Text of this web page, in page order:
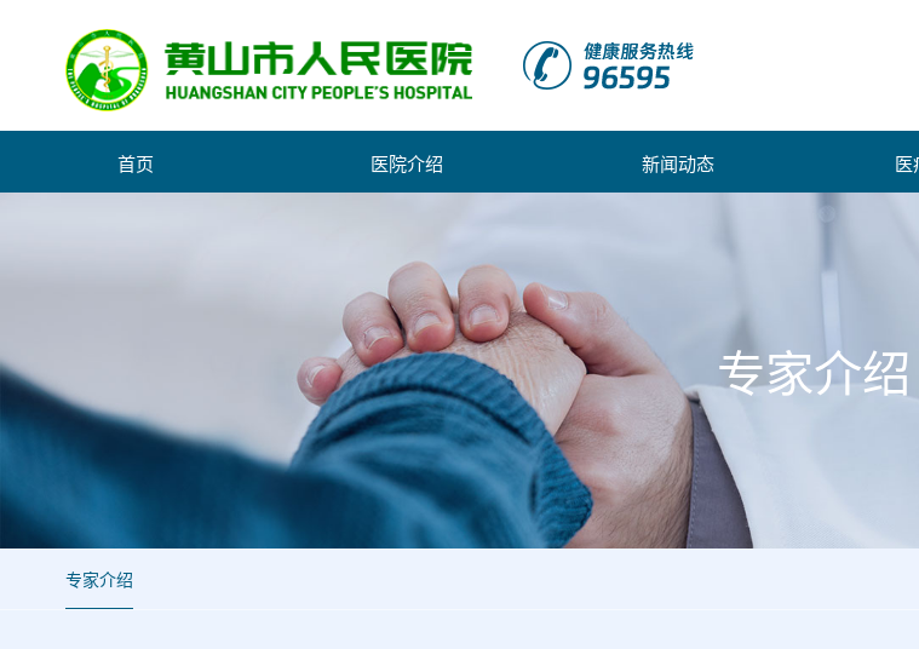
首页 医院介绍 新闻动态 医
专家介绍
专家介绍